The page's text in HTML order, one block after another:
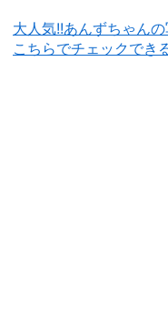
大人気!!あんずちゃん
こちらでチェックでき